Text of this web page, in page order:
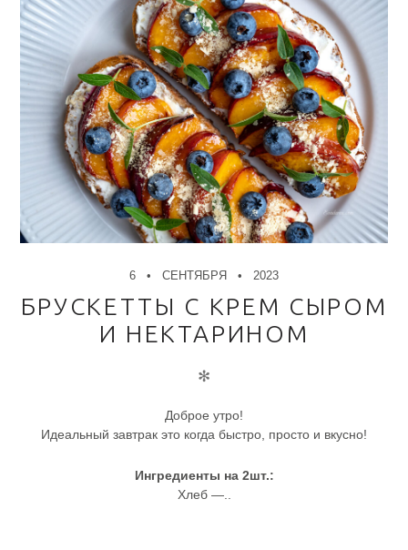
6 СЕНТЯБРЯ 2023
БРУСКЕТТЫ С КРЕМ СЫРОМ
И НЕКТАРИНОМ
✻
Доброе утро!
Идеальный завтрак это когда быстро, просто и вкусно!
Ингредиенты на 2шт.:
Хлеб —..